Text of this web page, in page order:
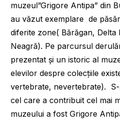
muzeul”Grigore Antipa” din
au văzut exemplare de
diferite zone( Bărăgan, Delta
Neagră). Pe parcursul
prezentat și un istoric al
elevilor despre colecțiile
vertebrate, nevertebrate).
cel care a contribuit cel mai
muzeului a fost Grigore